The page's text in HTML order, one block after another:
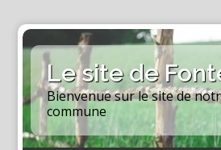
Le site de
Bienvenue sur le site de
commune